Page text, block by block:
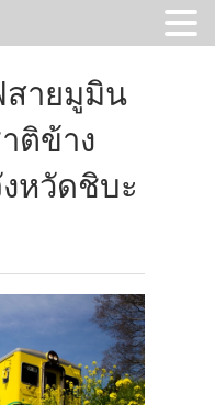
สายมูมิน
ติข้าง
หวัดชิบะ